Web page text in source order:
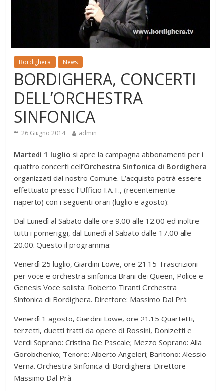
Bordighera News
BORDIGHERA, CONCERTI
DELL’ORCHESTRA
SINFONICA
26 Giugno 2014 admin
Martedì 1 luglio si apre la campagna abbonamenti per i
quattro concerti dell’Orchestra Sinfonica di Bordighera
organizzati dal nostro Comune. L’acquisto potrà essere
effettuato presso l’Ufficio I.A.T., (recentemente
riaperto) con i seguenti orari (luglio e agosto):
Dal Lunedì al Sabato dalle ore 9.00 alle 12.00 ed inoltre
tutti i pomeriggi, dal Lunedì al Sabato dalle 17.00 alle
20.00. Questo il programma:
Venerdì 25 luglio, Giardini Löwe, ore 21.15 Trascrizioni
per voce e orchestra sinfonica Brani dei Queen, Police e
Genesis Voce solista: Roberto Tiranti Orchestra
Sinfonica di Bordighera. Direttore: Massimo Dal Prà
Venerdì 1 agosto, Giardini Löwe, ore 21.15 Quartetti,
terzetti, duetti tratti da opere di Rossini, Donizetti e
Verdi Soprano: Cristina De Pascale; Mezzo Soprano: Alla
Gorobchenko; Tenore: Alberto Angeleri; Baritono: Alessio
Verna. Orchestra Sinfonica di Bordighera: Direttore
Massimo Dal Prà